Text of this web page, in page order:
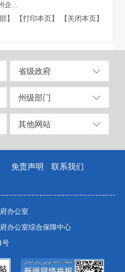
企...
】
【打印本页】 【关闭本页】
省级政府
州级部门
其他网站
免责声明
联系我们
办公室
办公室综合保障中心
号